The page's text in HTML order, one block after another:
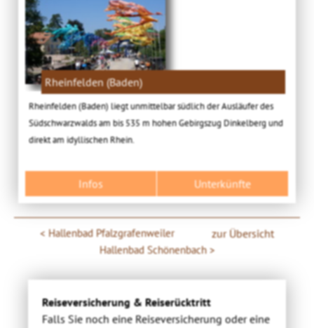
Rheinfelden (Baden)
Rheinfelden (Baden) liegt unmittelbar südlich der Ausläufer des
Südschwarzwalds am bis 535 m hohen Gebirgszug Dinkelberg und
direkt am idyllischen Rhein.
Infos Unterkünfte
Hallenbad Pfalzgrafenweiler zur Übersicht
Hallenbad Schönenbach
Reiseversicherung & Reiserücktritt
Falls Sie noch eine Reiseversicherung oder eine